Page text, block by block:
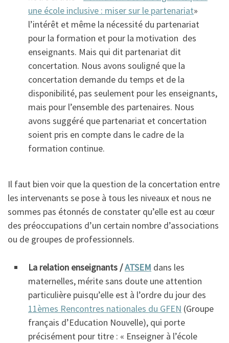
une école inclusive : miser sur le partenariat»
l’intérêt et même la nécessité du partenariat
pour la formation et pour la motivation des
enseignants. Mais qui dit partenariat dit
concertation. Nous avons souligné que la
concertation demande du temps et de la
disponibilité, pas seulement pour les enseignants,
mais pour l’ensemble des partenaires. Nous
avons suggéré que partenariat et concertation
soient pris en compte dans le cadre de la
formation continue.
Il faut bien voir que la question de la concertation entre
les intervenants se pose à tous les niveaux et nous ne
sommes pas étonnés de constater qu’elle est au cœur
des préoccupations d’un certain nombre d’associations
ou de groupes de professionnels.
La relation enseignants /ATSEM dans les
maternelles, mérite sans doute une attention
particulière puisqu’elle est à l’ordre du jour des
11èmes Rencontres nationales du GFEN (Groupe
français d’Education Nouvelle), qui porte
précisément pour titre : « Enseigner à l’école